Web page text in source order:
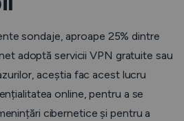
sondaje, aproape 25% dintre
adoptă servicii VPN gratuite sau
aceștia fac acest lucru
online, pentru a se
cibernetice și pentru a